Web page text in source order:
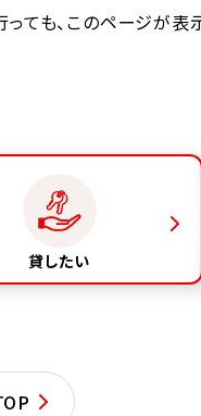
ても、このページが表
貸したい